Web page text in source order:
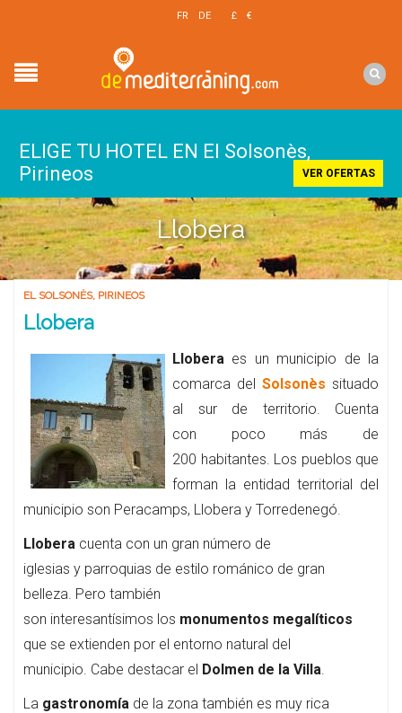
FR DE £ €
ELIGE TU HOTEL EN El Solsonès,
Pirineos
VER OFERTAS
Llobera
EL SOLSONÈS, PIRINEOS
Llobera
Llobera es un municipio de la
comarca del Solsonès situado
al sur de territorio. Cuenta
con poco más de
200 habitantes. Los pueblos que
forman la entidad territorial del
municipio son Peracamps, Llobera y Torredenegó.
Llobera cuenta con un gran número de
iglesias y parroquias de estilo románico de gran
belleza. Pero también
son interesantísimos los monumentos megalíticos
que se extienden por el entorno natural del
municipio. Cabe destacar el Dolmen de la Villa.
La gastronomía de la zona también es muy rica